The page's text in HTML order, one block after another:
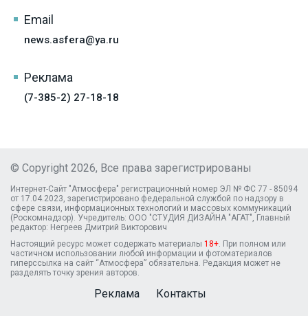
Email
news.asfera@ya.ru
Реклама
(7-385-2) 27-18-18
© Copyright 2026, Все права зарегистрированы
Интернет-Сайт "Атмосфера" регистрационный номер ЭЛ № ФС 77 - 85094
от 17.04.2023, зарегистрировано федеральной службой по надзору в
сфере связи, информационных технологий и массовых коммуникаций
(Роскомнадзор). Учредитель: ООО "СТУДИЯ ДИЗАЙНА "АГАТ", Главный
редактор: Негреев Дмитрий Викторович
Настоящий ресурс может содержать материалы 18+ . При полном или
частичном использовании любой информации и фотоматериалов
гиперссылка на сайт “Атмосфера” обязательна. Редакция может не
разделять точку зрения авторов.
Реклама Контакты